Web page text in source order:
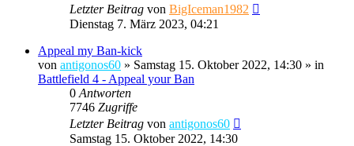
Letzter Beitrag von BigIceman1982
Dienstag 7. März 2023, 04:21
Appeal my Ban-kick
von antigonos60 » Samstag 15. Oktober 2022, 14:30 » in
Battlefield 4 - Appeal your Ban
0 Antworten
7746 Zugriffe
Letzter Beitrag von antigonos60
Samstag 15. Oktober 2022, 14:30